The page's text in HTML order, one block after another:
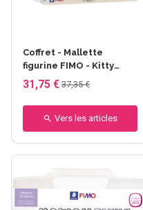
Coffret - Mallette
figurine FIMO - Kitty
Family
31,75 € 37,35 €
Vers les articles